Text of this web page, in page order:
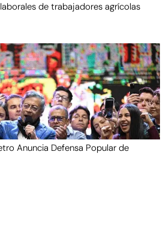
de trabajadores agrícolas
Anuncia Defensa Popular de